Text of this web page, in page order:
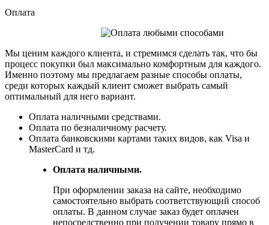
Оплата
Мы ценим каждого клиента, и стремимся сделать так, что бы
процесс покупки был максимально комфортным для каждого.
Именно поэтому мы предлагаем разные способы оплаты,
среди которых каждый клиент сможет выбрать самый
оптимальный для него вариант.
Оплата наличными средствами.
Оплата по безналичному расчету.
Оплата банковскими картами таких видов, как Visa и
MasterCard и тд.
Оплата наличными.
При оформлении заказа на сайте, необходимо
самостоятельно выбрать соответствующий способ
оплаты. В данном случае заказ будет оплачен
непосредственно при получении товару прямо в